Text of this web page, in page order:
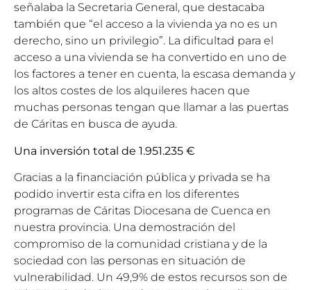
señalaba la Secretaria General, que destacaba
también que “el acceso a la vivienda ya no es un
derecho, sino un privilegio”. La dificultad para el
acceso a una vivienda se ha convertido en uno de
los factores a tener en cuenta, la escasa demanda y
los altos costes de los alquileres hacen que
muchas personas tengan que llamar a las puertas
de Cáritas en busca de ayuda.
Una inversión total de 1.951.235 €
Gracias a la financiación pública y privada se ha
podido invertir esta cifra en los diferentes
programas de Cáritas Diocesana de Cuenca en
nuestra provincia. Una demostración del
compromiso de la comunidad cristiana y de la
sociedad con las personas en situación de
vulnerabilidad. Un 49,9% de estos recursos son de